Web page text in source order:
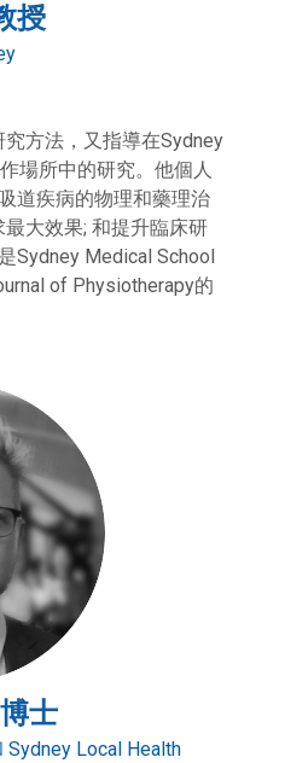
授
方法，又指導在Sydney
場所中的研究。他個人
道疾病的物理和藥理治
大效果; 和提升臨床研
Sydney Medical School
of Physiotherapy的
士
Local Health